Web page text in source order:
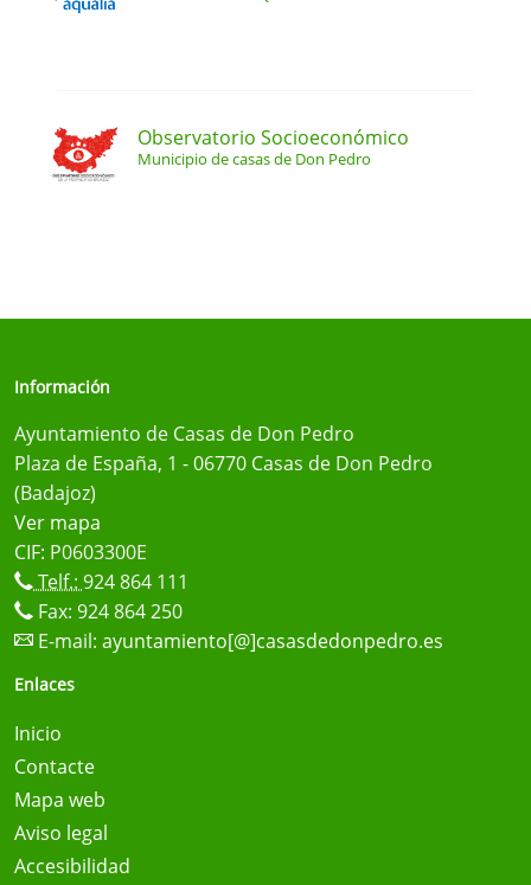
Observatorio Socioeconómico
Municipio de casas de Don Pedro
Información
Ayuntamiento de Casas de Don Pedro
Plaza de España, 1 - 06770 Casas de Don Pedro
(Badajoz)
Ver mapa
CIF: P0603300E
Telf.: 924 864 111
Fax: 924 864 250
E-mail: ayuntamiento[@]casasdedonpedro.es
Enlaces
Inicio
Contacte
Mapa web
Aviso legal
Accesibilidad